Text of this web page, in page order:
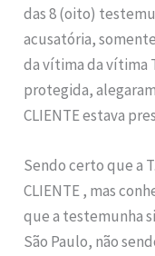
das 8 (oito)
acusatória,
da vítima da vítima
protegida,
CLIENTE estava
Sendo certo que a
CLIENTE , mas
que a testemunha
São Paulo, não